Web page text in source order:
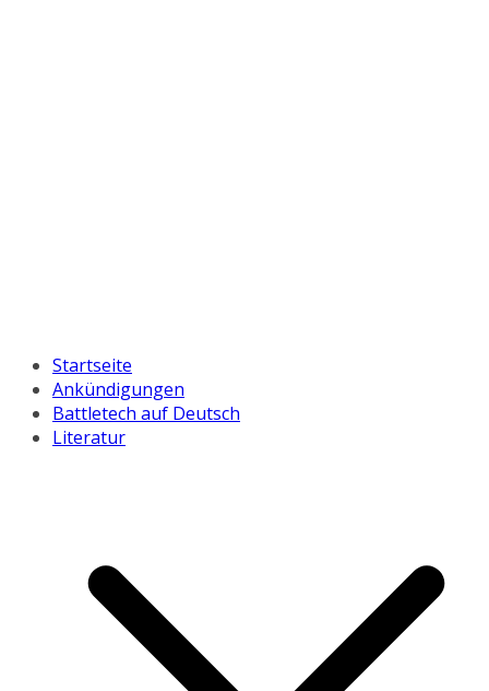
Startseite
Ankündigungen
Battletech auf Deutsch
Literatur